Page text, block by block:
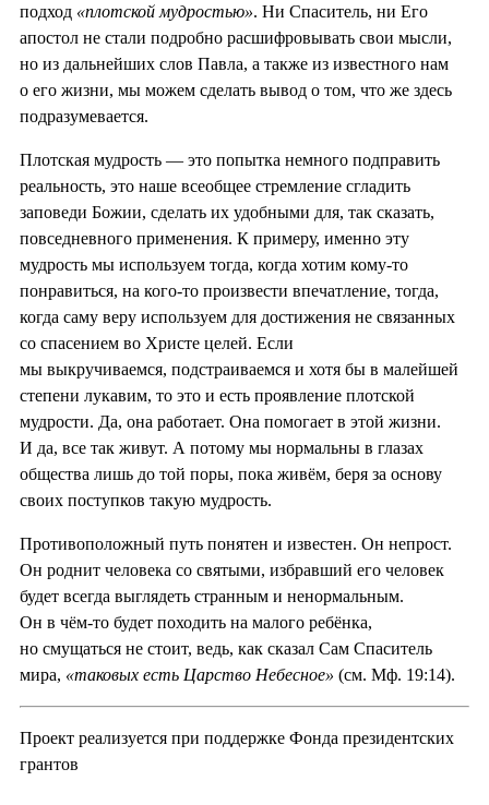
подход «плотской мудростью». Ни Спаситель, ни Его
апостол не стали подробно расшифровывать свои мысли,
но из дальнейших слов Павла, а также из известного нам
о его жизни, мы можем сделать вывод о том, что же здесь
подразумевается.
Плотская мудрость — это попытка немного подправить
реальность, это наше всеобщее стремление сгладить
заповеди Божии, сделать их удобными для, так сказать,
повседневного применения. К примеру, именно эту
мудрость мы используем тогда, когда хотим кому-то
понравиться, на кого-то произвести впечатление, тогда,
когда саму веру используем для достижения не связанных
со спасением во Христе целей. Если
мы выкручиваемся, подстраиваемся и хотя бы в малейшей
степени лукавим, то это и есть проявление плотской
мудрости. Да, она работает. Она помогает в этой жизни.
И да, все так живут. А потому мы нормальны в глазах
общества лишь до той поры, пока живём, беря за основу
своих поступков такую мудрость.
Противоположный путь понятен и известен. Он непрост.
Он роднит человека со святыми, избравший его человек
будет всегда выглядеть странным и ненормальным.
Он в чём-то будет походить на малого ребёнка,
но смущаться не стоит, ведь, как сказал Сам Спаситель
мира, «таковых есть Царство Небесное» (см. Мф. 19:14).
Проект реализуется при поддержке Фонда президентских
грантов